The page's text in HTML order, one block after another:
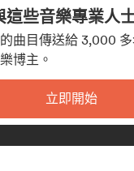
這些音樂專業人
曲目傳送給 3,000
博主。
立即開始